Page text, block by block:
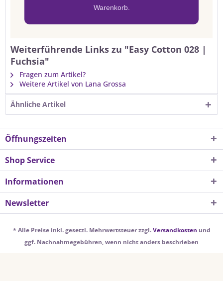
Warenkorb.
Weiterführende Links zu "Easy Cotton 028 |
Fuchsia"
Fragen zum Artikel?
Weitere Artikel von Lana Grossa
Ähnliche Artikel
Öffnungszeiten
Shop Service
Informationen
Newsletter
* Alle Preise inkl. gesetzl. Mehrwertsteuer zzgl.Versandkosten und
ggf. Nachnahmegebühren, wenn nicht anders beschrieben